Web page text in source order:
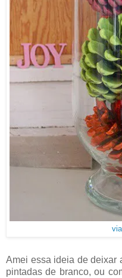
Amei essa ideia de deixar
pintadas de branco, ou